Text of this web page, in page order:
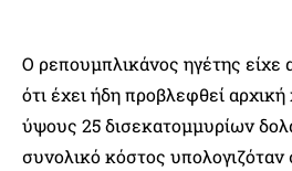
Ο ρεπουμπλικάνος ηγέτης είχε
ότι έχει ήδη προβλεφθεί
ύψους 25 δισεκατομμυρίων
συνολικό κόστος υπολογιζόταν